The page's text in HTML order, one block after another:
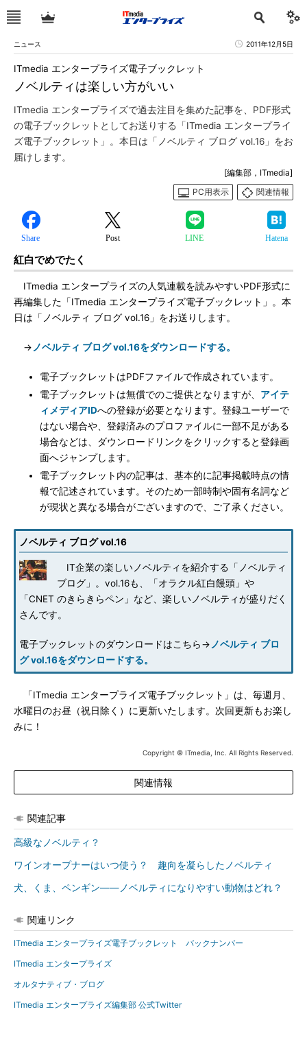
ニュース 2011年12月5日
ノベルティは楽しい方がいい
ITmedia エンタープライズ電子ブックレット
ITmedia エンタープライズで過去注目を集めた記事を、PDF形式
の電子ブックレットとしてお送りする「ITmedia エンタープライ
ズ電子ブックレット」。本日は「ノベルティ ブログ vol.16」をお
届けします。
[編集部，ITmedia]
PC用表示
関連情報
Share Post LINE Hatena
紅白でめでたく
ITmedia エンタープライズの人気連載を読みやすいPDF形式に
再編集した「ITmedia エンタープライズ電子ブックレット」。本
日は「ノベルティ ブログ vol.16」をお送りします。
→ ノベルティ ブログ vol.16をダウンロードする。
電子ブックレットはPDFファイルで作成されています。
電子ブックレットは無償でのご提供となりますが、 アイテ
ィメディアIDへの登録が必要となります。登録ユーザーで
はない場合や、登録済みのプロファイルに一部不足がある
場合などは、ダウンロードリンクをクリックすると登録画
面へジャンプします。
電子ブックレット内の記事は、基本的に記事掲載時点の情
報で記述されています。そのため一部時制や固有名詞など
が現状と異なる場合がございますので、ご了承ください。
ノベルティ ブログ vol.16
IT企業の楽しいノベルティを紹介する「ノベルティ
ブログ」。vol.16も、「オラクル紅白饅頭」や
「CNET のきらきらペン」など、楽しいノベルティが盛りだく
さんです。
電子ブックレットのダウンロードはこちら→ ノベルティ ブロ
グ vol.16をダウンロードする。
「ITmedia エンタープライズ電子ブックレット」は、毎週月、
水曜日のお昼（祝日除く）に更新いたします。次回更新もお楽し
みに！
Copyright © ITmedia, Inc. All Rights Reserved.
関連情報
関連記事
高級なノベルティ？
ワインオープナーはいつ使う？ 趣向を凝らしたノベルティ
犬、くま、ペンギン――ノベルティになりやすい動物はどれ？
関連リンク
ITmedia エンタープライズ電子ブックレット バックナンバー
ITmedia エンタープライズ
オルタナティブ・ブログ
ITmedia エンタープライズ編集部 公式Twitter